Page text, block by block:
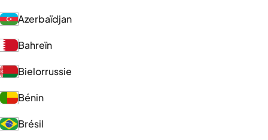
Azerbaïdjan
Bahreïn
Bielorrussie
Bénin
Brésil